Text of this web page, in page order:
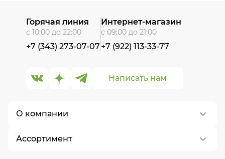
О компании
О нас
Ассортимент
Написать нам
Горячая линия
с 10:00 до 22:00
+7 (343) 273-07-07
Интернет-магазин
с 09:00 до 21:00
+7 (922) 113-33-77